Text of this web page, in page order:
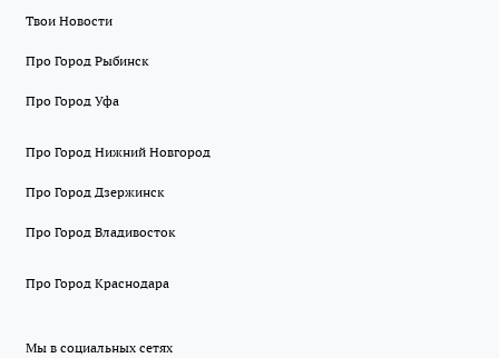
Твои Новости
Про Город Рыбинск
Про Город Уфа
Про Город Нижний Новгород
Про Город Дзержинск
Про Город Владивосток
Про Город Краснодара
Мы в социальных сетях